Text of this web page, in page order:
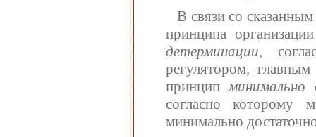
В связи со
принципа
детерминации,
регулятором,
принципминимально
согласно которому
минимально